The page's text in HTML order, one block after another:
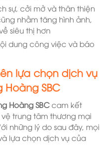
sự, cởi mở và thân thiện
nhằm tăng hình ảnh,
siêu thị hơn
dung công việc và báo
lựa chọn dịch vụ
SBC
Hoàng SBC cam kết
trung tâm thương mại
những lý do sau đây, mọi
lựa chọn dịch vụ của